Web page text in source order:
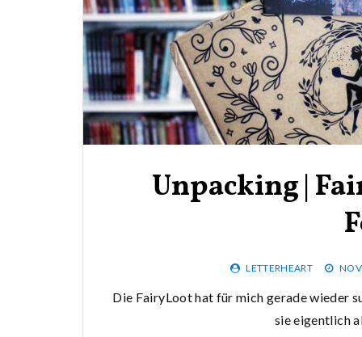
Unpacking |
LETTERHEART
Die FairyLoot hat für mich gerade wieder
sie eigentlich